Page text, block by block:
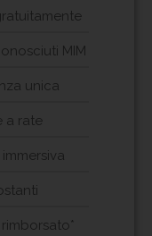
MIM
unica
a rate